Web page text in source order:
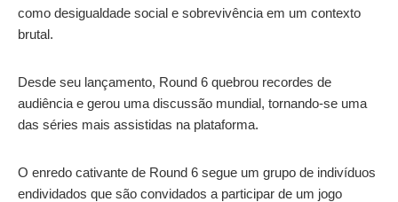
como desigualdade social e sobrevivência em um contexto
brutal.
Desde seu lançamento, Round 6 quebrou recordes de
audiência e gerou uma discussão mundial, tornando-se uma
das séries mais assistidas na plataforma.
O enredo cativante de Round 6 segue um grupo de indivíduos
endividados que são convidados a participar de um jogo